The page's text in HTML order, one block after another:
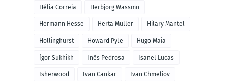
Hélia Correia Herbjorg Wassmo
Hermann Hesse Herta Muller Hilary Mantel
Hollinghurst Howard Pyle Hugo Maia
Ígor Sukhikh Inês Pedrosa Isanel Lucas
Isherwood Ivan Cankar Ivan Chmeliov